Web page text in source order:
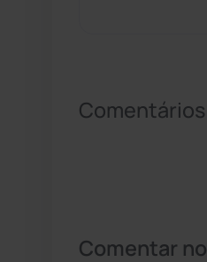
Comentários
Comentar